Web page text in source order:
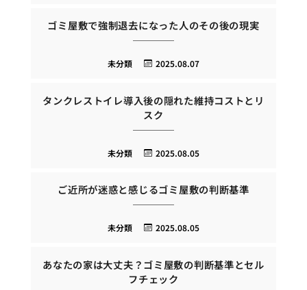
ゴミ屋敷で強制退去になった人のその後の現実
2025.08.07
未分類
タンクレストイレ導入後の隠れた維持コストとリ
スク
2025.08.05
未分類
ご近所が迷惑と感じるゴミ屋敷の判断基準
2025.08.05
未分類
あなたの家は大丈夫？ゴミ屋敷の判断基準とセル
フチェック